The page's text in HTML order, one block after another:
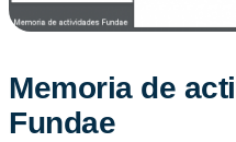
Memoria de
Fundae